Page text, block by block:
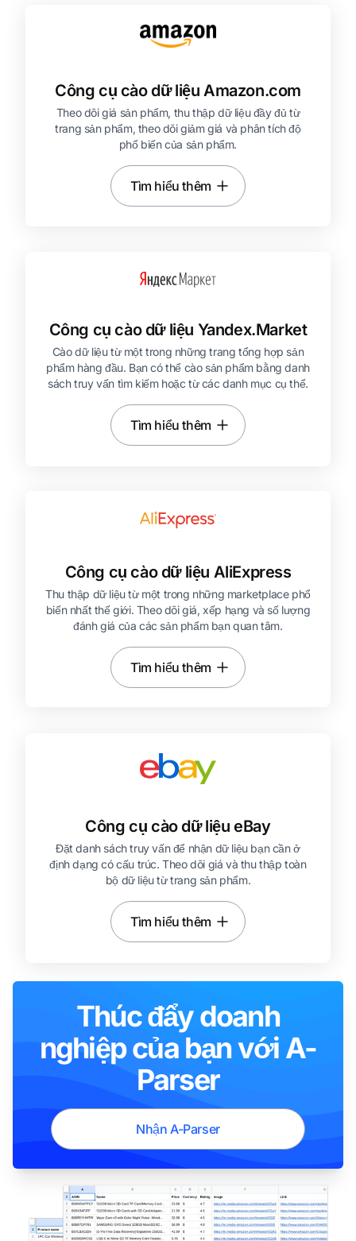
Công cụ cào dữ liệu Amazon.com
Theo dõi giá sản phẩm, thu thập dữ liệu đầy đủ từ
trang sản phẩm, theo dõi giảm giá và phân tích độ
phổ biến của sản phẩm.
Tìm hiểu thêm
Công cụ cào dữ liệu Yandex.Market
Cào dữ liệu từ một trong những trang tổng hợp sản
phẩm hàng đầu. Bạn có thể cào sản phẩm bằng danh
sách truy vấn tìm kiếm hoặc từ các danh mục cụ thể.
Tìm hiểu thêm
Công cụ cào dữ liệu AliExpress
Thu thập dữ liệu từ một trong những marketplace phổ
biến nhất thế giới. Theo dõi giá, xếp hạng và số lượng
đánh giá của các sản phẩm bạn quan tâm.
Tìm hiểu thêm
Công cụ cào dữ liệu eBay
Đặt danh sách truy vấn để nhận dữ liệu bạn cần ở
định dạng có cấu trúc. Theo dõi giá và thu thập toàn
bộ dữ liệu từ trang sản phẩm.
Tìm hiểu thêm
Thúc đẩy doanh
nghiệp của bạn với A-
Parser
Nhận A-Parser